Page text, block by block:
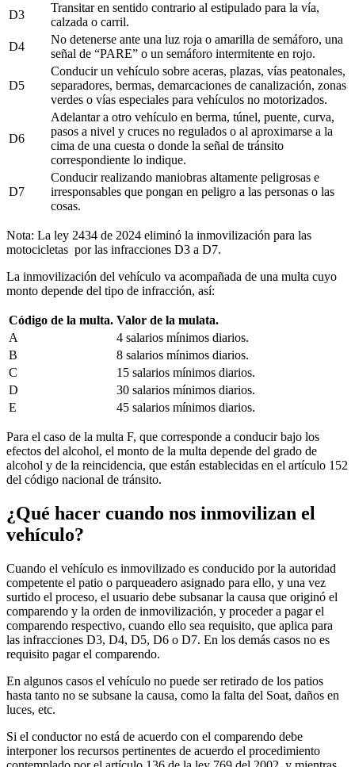
D3
Transitar en sentido contrario al estipulado para la vía,
calzada o carril.
D4
No detenerse ante una luz roja o amarilla de semáforo, una
señal de “PARE” o un semáforo intermitente en rojo.
D5
Conducir un vehículo sobre aceras, plazas, vías peatonales,
separadores, bermas, demarcaciones de canalización, zonas
verdes o vías especiales para vehículos no motorizados.
D6
Adelantar a otro vehículo en berma, túnel, puente, curva,
pasos a nivel y cruces no regulados o al aproximarse a la
cima de una cuesta o donde la señal de tránsito
correspondiente lo indique.
D7
Conducir realizando maniobras altamente peligrosas e
irresponsables que pongan en peligro a las personas o las
cosas.
Nota: La ley 2434 de 2024 eliminó la inmovilización para las
motocicletas por las infracciones D3 a D7.
La inmovilización del vehículo va acompañada de una multa cuyo
monto depende del tipo de infracción, así:
Código de la multa. Valor de la mulata.
A
4 salarios mínimos diarios.
B
8 salarios mínimos diarios.
C
15 salarios mínimos diarios.
D
30 salarios mínimos diarios.
E
45 salarios mínimos diarios.
Para el caso de la multa F, que corresponde a conducir bajo los
efectos del alcohol, el monto de la multa depende del grado de
alcohol y de la reincidencia, que están establecidas en el artículo 152
del código nacional de tránsito.
¿Qué hacer cuando nos inmovilizan el
vehículo?
Cuando el vehículo es inmovilizado es conducido por la autoridad
competente el patio o parqueadero asignado para ello, y una vez
surtido el proceso, el usuario debe subsanar la causa que originó el
comparendo y la orden de inmovilización, y proceder a pagar el
comparendo respectivo, cuando ello sea requisito, que aplica para
las infracciones D3, D4, D5, D6 o D7. En los demás casos no es
requisito pagar el comparendo.
En algunos casos el vehículo no puede ser retirado de los patios
hasta tanto no se subsane la causa, como la falta del Soat, daños en
luces, etc.
Si el conductor no está de acuerdo con el comparendo debe
interponer los recursos pertinentes de acuerdo el procedimiento